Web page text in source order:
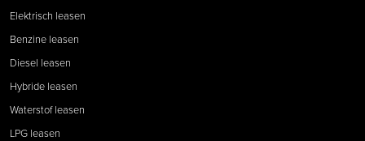
Elektrisch leasen
Benzine leasen
Diesel leasen
Hybride leasen
Waterstof leasen
LPG leasen